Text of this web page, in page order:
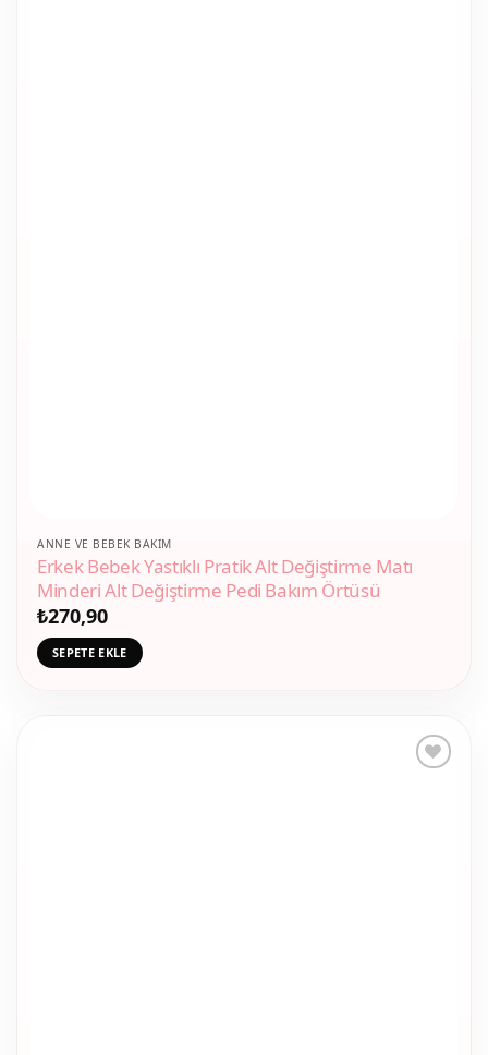
ANNE VE BEBEK BAKIM
Erkek Bebek Yastıklı Pratik Alt Değiştirme Matı
Minderi Alt Değiştirme Pedi Bakım Örtüsü
₺270,90
SEPETE EKLE